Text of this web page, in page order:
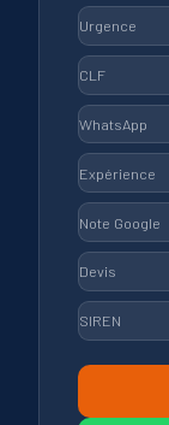
Urgence
CLF
WhatsApp
Expérience
Note Google
Devis
SIREN